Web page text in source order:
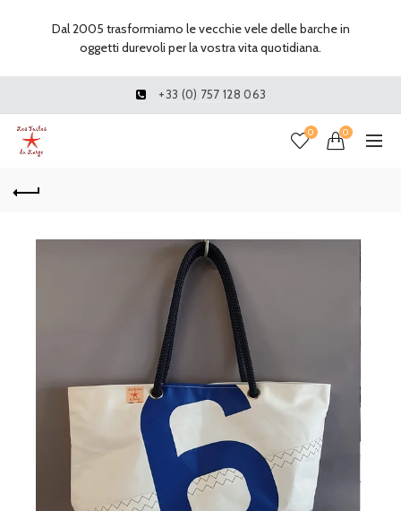
+33 (0) 757 128 063
0 0
Dal 2005 trasformiamo le vecchie vele delle barche in
oggetti durevoli per la vostra vita quotidiana.